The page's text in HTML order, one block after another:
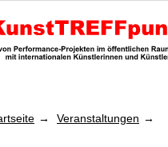
Veranstaltungen